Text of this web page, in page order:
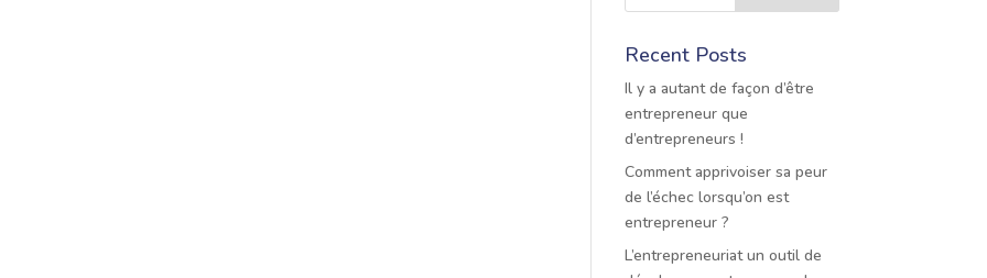
Recent Posts
Il y a autant de façon d’être
entrepreneur que
d’entrepreneurs !
Comment apprivoiser sa peur
de l’échec lorsqu’on est
entrepreneur ?
L’entrepreneuriat un outil de